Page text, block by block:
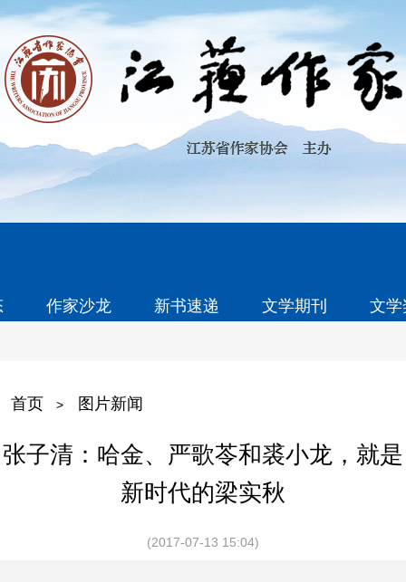
作家沙龙 新书速递 文学期刊 文
首页 > 图片新闻
张子清：哈金、严歌苓和裘小龙，就是
新时代的梁实秋
(2017-07-13 15:04)